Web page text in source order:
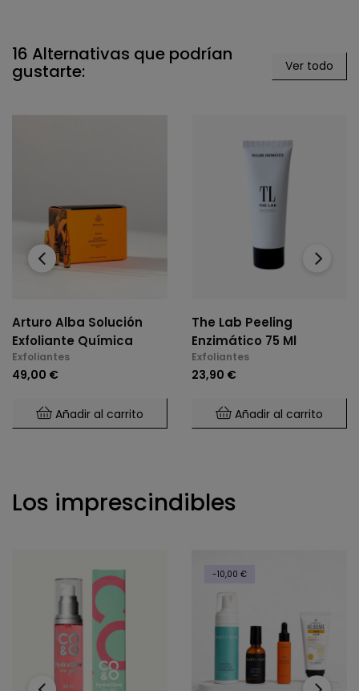
16 Alternativas que podrían
gustarte: Ver todo
Arturo Alba Solución
Exfoliante Química
Exfoliantes
49,00 €
Añadir al carrito
The Lab Peeling
Enzimático 75 Ml
Exfoliantes
23,90 €
Añadir al carrito
‹ ›
Los imprescindibles
-10,00 €
‹ ›